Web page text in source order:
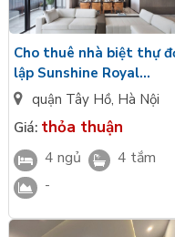
Cho thuê nhà biệt thự
lập Sunshine Royal
Capital, thiết kế 3 tầng
quận Tây Hồ, Hà Nội
Giá: thỏa thuận
4 ngủ
4 tắm
-